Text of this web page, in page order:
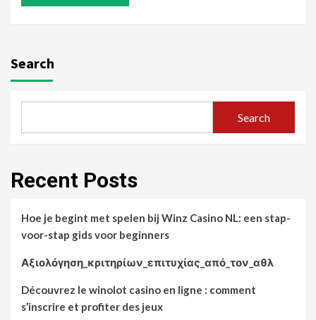
Search
Search
Recent Posts
Hoe je begint met spelen bij Winz Casino NL: een stap-
voor-stap gids voor beginners
Αξιολόγηση_κριτηρίων_επιτυχίας_από_τον_αθλ
Découvrez le winolot casino en ligne : comment
s’inscrire et profiter des jeux